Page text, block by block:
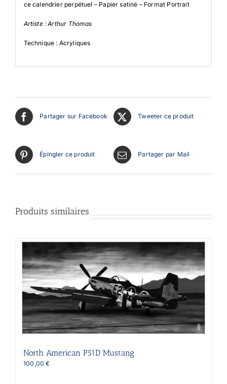
ce calendrier perpétuel – Papier satiné – Format Portrait
Artiste : Arthur Thomas
Technique : Acryliques
Partager sur Facebook Tweeter ce produit
Épingler ce produit Partager par Mail
Produits similaires
North American P51D Mustang
100,00€